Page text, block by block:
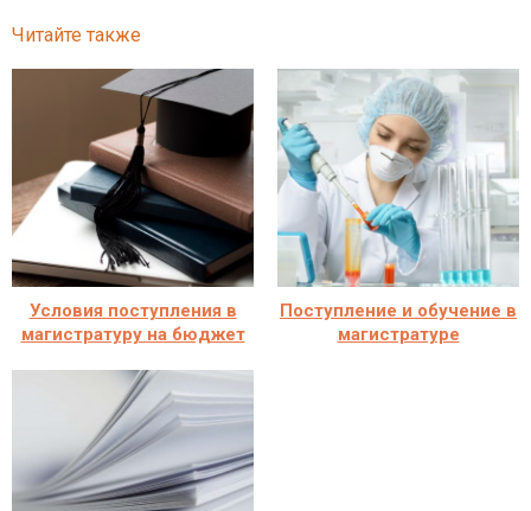
Читайте также
Условия поступления в
магистратуру на бюджет
Поступление и обучение в
магистратуре